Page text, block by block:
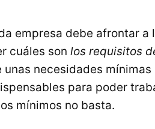
empresa debe afrontar a
cuáles son los requisitos
unas necesidades
para poder
mínimos no basta.